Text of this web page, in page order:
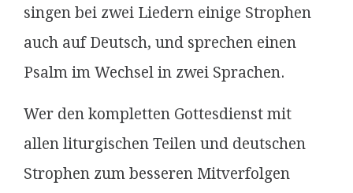
singen bei zwei Liedern einige Strophen
auch auf Deutsch, und sprechen einen
Psalm im Wechsel in zwei Sprachen.
Wer den kompletten Gottesdienst mit
allen liturgischen Teilen und deutschen
Strophen zum besseren Mitverfolgen